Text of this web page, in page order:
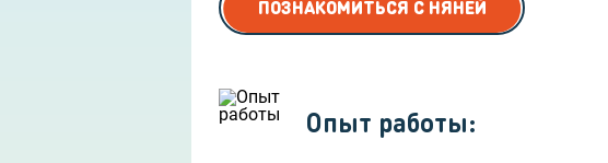
ПОЗНАКОМИТЬСЯ С НЯНЕЙ
Опыт работы: